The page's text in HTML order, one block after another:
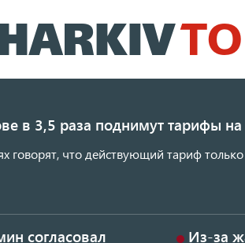
к
основному
в 3,5 раза поднимут тарифы
говорят, что действующий тариф
согласовал Из-за